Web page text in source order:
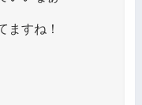
ますね！